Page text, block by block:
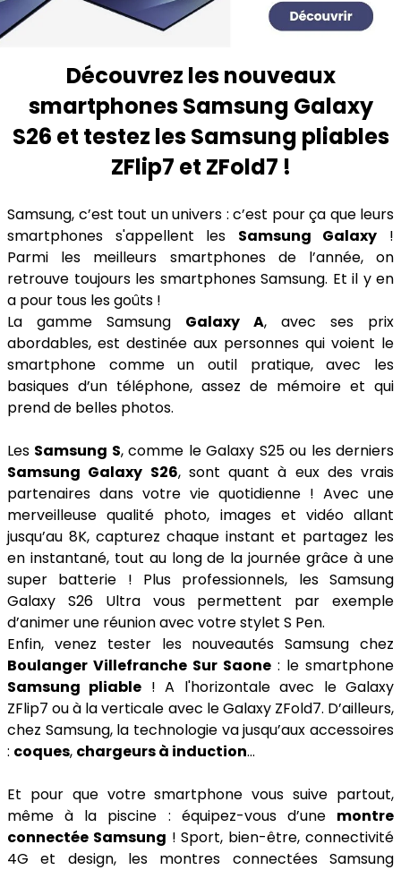
Découvrez les nouveaux
smartphones Samsung Galaxy
S26 et testez les Samsung pliables
ZFlip7 et ZFold7 !
Samsung, c’est tout un univers : c’est pour ça que leurs
smartphones s'appellent les Samsung Galaxy !
Parmi les meilleurs smartphones de l’année, on
retrouve toujours les smartphones Samsung. Et il y en
a pour tous les goûts !
La gamme Samsung Galaxy A, avec ses prix
abordables, est destinée aux personnes qui voient le
smartphone comme un outil pratique, avec les
basiques d’un téléphone, assez de mémoire et qui
prend de belles photos.
Les Samsung S, comme le Galaxy S25 ou les derniers
Samsung Galaxy S26, sont quant à eux des vrais
partenaires dans votre vie quotidienne ! Avec une
merveilleuse qualité photo, images et vidéo allant
jusqu’au 8K, capturez chaque instant et partagez les
en instantané, tout au long de la journée grâce à une
super batterie ! Plus professionnels, les Samsung
Galaxy S26 Ultra vous permettent par exemple
d’animer une réunion avec votre stylet S Pen.
Enfin, venez tester les nouveautés Samsung chez
Boulanger Villefranche Sur Saone : le smartphone
Samsung pliable ! A l'horizontale avec le Galaxy
ZFlip7 ou à la verticale avec le Galaxy ZFold7. D’ailleurs,
chez Samsung, la technologie va jusqu’aux accessoires
: coques, chargeurs à induction...
Et pour que votre smartphone vous suive partout,
même à la piscine : équipez-vous d’une montre
connectée Samsung ! Sport, bien-être, connectivité
4G et design, les montres connectées Samsung